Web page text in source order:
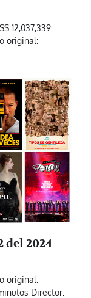
12,037,339
original:
del 2024
original:
Director: